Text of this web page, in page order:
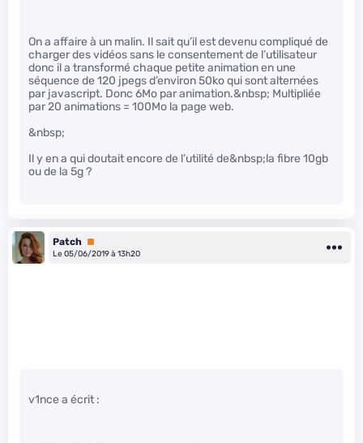
On a affaire à un malin. Il sait qu’il est devenu compliqué de
charger des vidéos sans le consentement de l’utilisateur
donc il a transformé chaque petite animation en une
séquence de 120 jpegs d’environ 50ko qui sont alternées
par javascript. Donc 6Mo par animation.&nbsp; Multipliée
par 20 animations = 100Mo la page web.
&nbsp;
Il y en a qui doutait encore de l’utilité de&nbsp;la fibre 10gb
ou de la 5g ?
Patch Premium
Le 05/06/2019 à 13h20
v1nce a écrit :